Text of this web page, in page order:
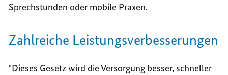
Sprechstunden oder mobile Praxen.
Zahlreiche Leistungsverbesserungen
"Dieses Gesetz wird die Versorgung besser, schneller